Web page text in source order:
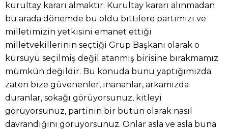
kurultay kararı almaktır. Kurultay kararı alınmadan
bu arada dönemde bu oldu bittilere partimizi ve
milletimizin yetkisini emanet ettiği
milletvekillerinin seçtiği Grup Başkanı olarak o
kürsüyü seçilmiş değil atanmış birisine bırakmamız
mümkün değildir. Bu konuda bunu yaptığımızda
zaten bize güvenenler, inananlar, arkamızda
duranlar, sokağı görüyorsunuz, kitleyi
görüyorsunuz, partinin bir bütün olarak nasıl
davrandığını görüyorsunuz. Onlar asla ve asla buna